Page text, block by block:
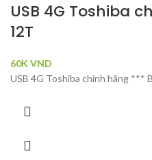
USB 4G Toshiba
12T
60K VND
USB 4G Toshiba chính hãng ***